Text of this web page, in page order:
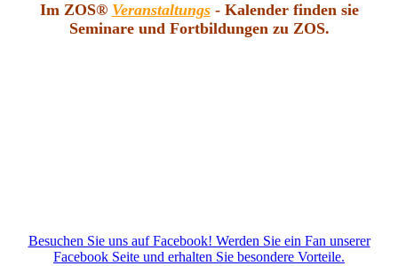
Im ZOS® Veranstaltungs- Kalender finden sie
Seminare und Fortbildungen zu ZOS.
Besuchen Sie uns auf Facebook! Werden Sie ein Fan unserer
Facebook Seite und erhalten Sie besondere Vorteile.